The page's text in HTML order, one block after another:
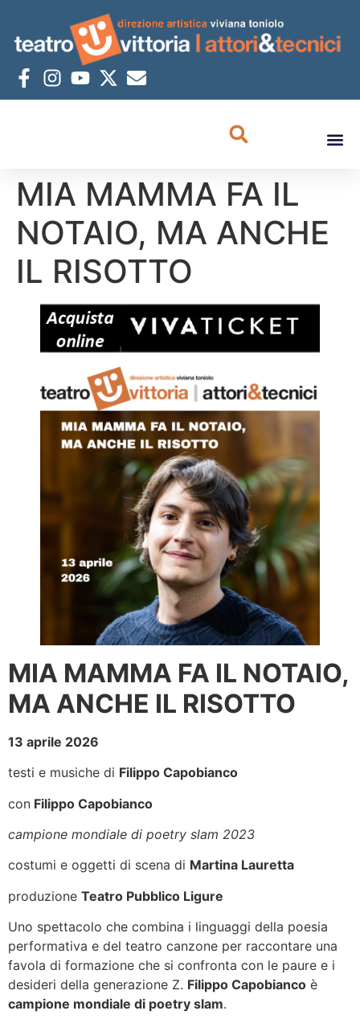
MIA MAMMA FA IL
NOTAIO, MA ANCHE
IL RISOTTO
MIA MAMMA FA IL NOTAIO,
MA ANCHE IL RISOTTO
13 aprile 2026
testi e musiche di Filippo Capobianco
con Filippo Capobianco
campione mondiale di poetry slam 2023
costumi e oggetti di scena di Martina Lauretta
produzione Teatro Pubblico Ligure
Uno spettacolo che combina i linguaggi della poesia
performativa e del teatro canzone per raccontare una
favola di formazione che si confronta con le paure e i
desideri della generazione Z. Filippo Capobianco è
campione mondiale di poetry slam.